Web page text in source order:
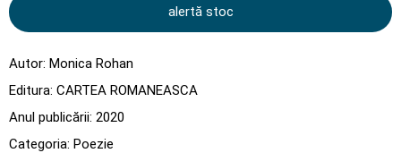
alertă stoc
Autor: Monica Rohan
Editura: CARTEA ROMANEASCA
Anul publicării: 2020
Categoria: Poezie